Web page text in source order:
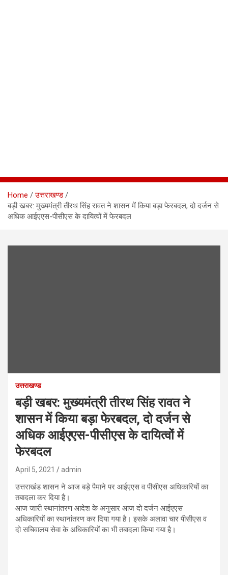
Home
उत्तराखण्ड
बड़ी खबर: मुख्यमंत्री तीरथ सिंह रावत ने शासन में किया बड़ा फेरबदल, दो दर्जन से
अधिक आईएएस-पीसीएस के दायित्वों में फेरबदल
उत्तराखण्ड
बड़ी खबर: मुख्यमंत्री तीरथ सिंह रावत ने
शासन में किया बड़ा फेरबदल, दो दर्जन से
अधिक आईएएस-पीसीएस के दायित्वों में
फेरबदल
April 5, 2021 admin
उत्तराखंड शासन ने आज बड़े पैमाने पर आईएएस व पीसीएस अधिकारियों का
तबादला कर दिया है।
आज जारी स्थानांतरण आदेश के अनुसार आज दो दर्जन आईएएस
अधिकारियों का स्थानांतरण कर दिया गया है। इसके अलावा चार पीसीएस व
दो सचिवालय सेवा के अधिकारियों का भी तबादला किया गया है।